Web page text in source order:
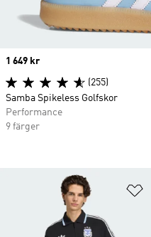
Price
1 649 kr
(255)
Samba Spikeless Golfskor
Performance
9 färger